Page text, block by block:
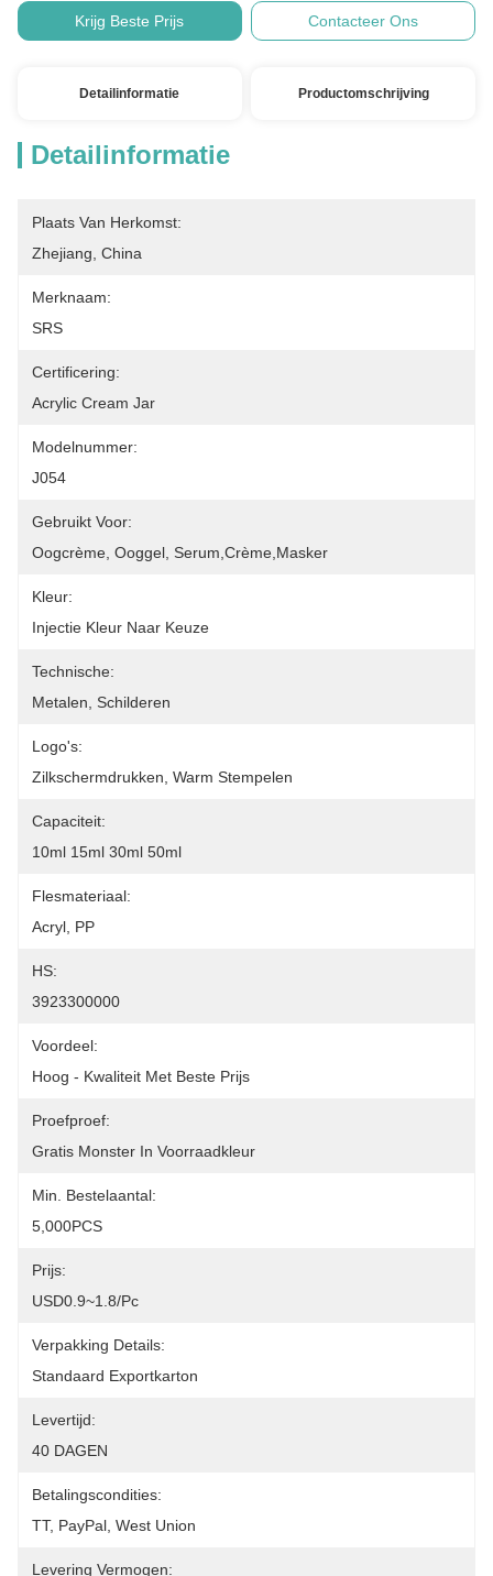
Krijg Beste Prijs Contacteer Ons
Detailinformatie Productomschrijving
Detailinformatie
Plaats Van Herkomst:
Zhejiang, China
Merknaam:
SRS
Certificering:
Acrylic Cream Jar
Modelnummer:
J054
Gebruikt Voor:
Oogcrème, Ooggel, Serum,crème,masker
Kleur:
Injectie Kleur Naar Keuze
Technische:
Metalen, Schilderen
Logo's:
Zilkschermdrukken, Warm Stempelen
Capaciteit:
10ml 15ml 30ml 50ml
Flesmateriaal:
Acryl, PP
HS:
3923300000
Voordeel:
Hoog - Kwaliteit Met Beste Prijs
Proefproef:
Gratis Monster In Voorraadkleur
Min. Bestelaantal:
5,000PCS
Prijs:
USD0.9~1.8/pc
Verpakking Details:
Standaard Exportkarton
Levertijd:
40 DAGEN
Betalingscondities:
TT, PayPal, West Union
Levering Vermogen: